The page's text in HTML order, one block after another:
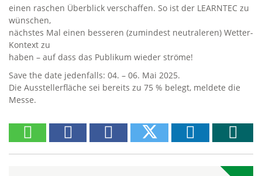
einen raschen Überblick verschaffen. So ist der LEARNTEC zu
wünschen,
nächstes Mal einen besseren (zumindest neutraleren) Wetter-
Kontext zu
haben – auf dass das Publikum wieder ströme!
Save the date jedenfalls: 04. – 06. Mai 2025.
Die Ausstellerfläche sei bereits zu 75 % belegt, meldete die
Messe.